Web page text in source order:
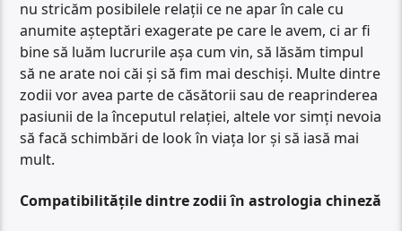
nu stricăm posibilele relații ce ne apar în cale cu
anumite așteptări exagerate pe care le avem, ci ar fi
bine să luăm lucrurile așa cum vin, să lăsăm timpul
să ne arate noi căi și să fim mai deschiși. Multe dintre
zodii vor avea parte de căsătorii sau de reaprinderea
pasiunii de la începutul relației, altele vor simți nevoia
să facă schimbări de look în viața lor și să iasă mai
mult.
Compatibilitățile dintre zodii în astrologia chineză